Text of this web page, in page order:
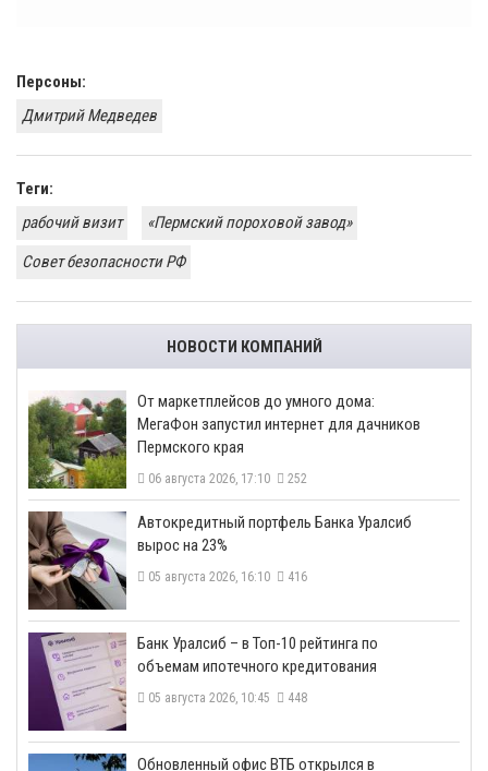
Персоны:
Дмитрий Медведев
Теги:
рабочий визит
«Пермский пороховой завод»
Совет безопасности РФ
НОВОСТИ КОМПАНИЙ
От маркетплейсов до умного дома:
МегаФон запустил интернет для дачников
Пермского края
06 августа 2026, 17:10 252
​Автокредитный портфель Банка Уралсиб
вырос на 23%
05 августа 2026, 16:10 416
​Банк Уралсиб – в Топ-10 рейтинга по
объемам ипотечного кредитования
05 августа 2026, 10:45 448
​Обновленный офис ВТБ открылся в